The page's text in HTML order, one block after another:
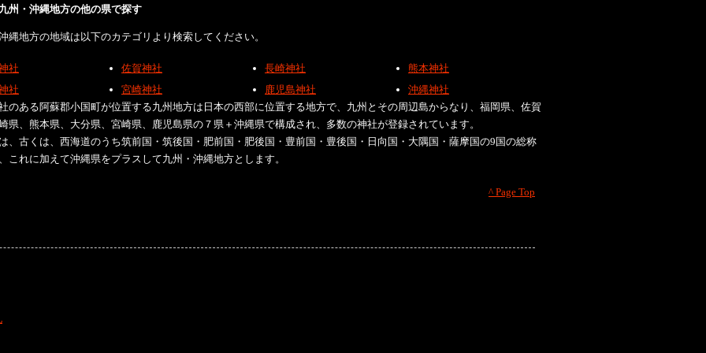
州・沖縄地方の他の県で探す
縄地方の地域は以下のカテゴリより検索してください。
社 佐賀神社 長崎神社
熊本神社
社
宮崎神社 鹿児島神社
沖縄神社
のある阿蘇郡小国町が位置する九州地方は日本の西部に位置する地方で、九州とその周辺島からなり、福岡県、佐賀
県、熊本県、大分県、宮崎県、鹿児島県の７県＋沖縄県で構成され、多数の神社が登録されています。
、古くは、西海道のうち筑前国・筑後国・肥前国・肥後国・豊前国・豊後国・日向国・大隅国・薩摩国の9国の総称
これに加えて沖縄県をプラスして九州・沖縄地方とします。
^ Page Top